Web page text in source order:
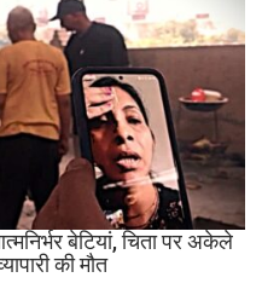
बोले-
हिंदू-
मिलकर
निभाते
सेवा
की
परंपरा
बेटियां, चिता पर अकेले
की मौत